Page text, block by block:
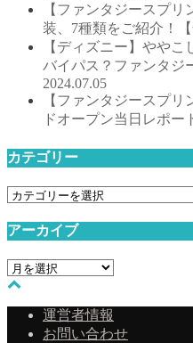
【ファンタジースプ
装、7種類をご紹介！
【ディズニー】やや
バイパス？ファンタジ
2024.07.05
【ファンタジースプ
ドオープン当日レポー
カテゴリー
カ
ゴ
ー
アーカイブ
ア
ー
カ
運営者情報
お問い合わせ